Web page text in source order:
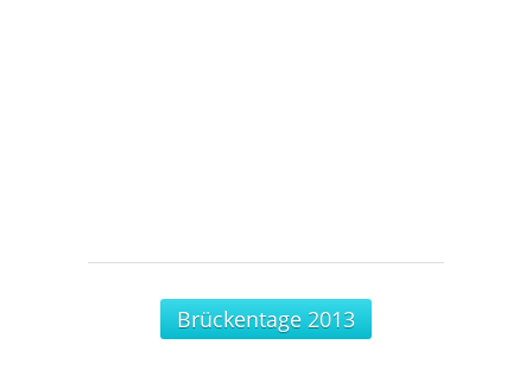
Brückentage 2013